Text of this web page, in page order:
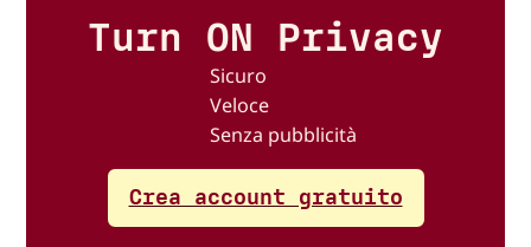
Turn ON Privacy
Sicuro
Veloce
Senza pubblicità
Crea account gratuito